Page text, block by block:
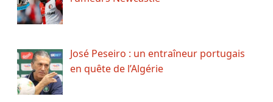
José Peseiro : un entraîneur portugais
en quête de l’Algérie